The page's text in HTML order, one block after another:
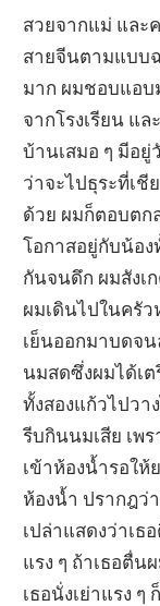
สวยจากแม่ และ
สายจีนตามแบบ
มาก ผมชอบแอบ
จากโรงเรียน แ
บ้านเสมอ ๆ มีอ
ว่าจะไปธุระที่เชี
ด้วย ผมก็ตอบตก
โอกาสอยู่กับน้อง
กันจนดึก ผมสังเ
ผมเดินไปในครั
เย็นออกมาบดจน
นมสดซึ่งผมได้เ
ทั้งสองแก้วไปวา
รีบกินนมเสีย เพ
เข้าห้องน้ำรอใ
ห้องน้ำ ปรากฎว่
เปล่าแสดงว่าเธ
แรง ๆ ถ้าเธอตื่น
เธอนั่งเย่าแรง